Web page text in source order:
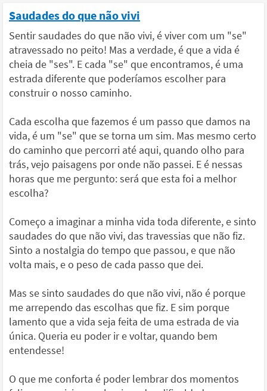
Saudades do que não vivi
Sentir saudades do que não vivi, é viver com um "se"
atravessado no peito! Mas a verdade, é que a vida é
cheia de "ses". E cada "se" que encontramos, é uma
estrada diferente que poderíamos escolher para
construir o nosso caminho.
Cada escolha que fazemos é um passo que damos na
vida, é um "se" que se torna um sim. Mas mesmo certo
do caminho que percorri até aqui, quando olho para
trás, vejo paisagens por onde não passei. E é nessas
horas que me pergunto: será que esta foi a melhor
escolha?
Começo a imaginar a minha vida toda diferente, e sinto
saudades do que não vivi, das travessias que não fiz.
Sinto a nostalgia do tempo que passou, e que não
volta mais, e o peso de cada passo que dei.
Mas se sinto saudades do que não vivi, não é porque
me arrependo das escolhas que fiz. E sim porque
lamento que a vida seja feita de uma estrada de via
única. Queria eu poder ir e voltar, quando bem
entendesse!
O que me conforta é poder lembrar dos momentos